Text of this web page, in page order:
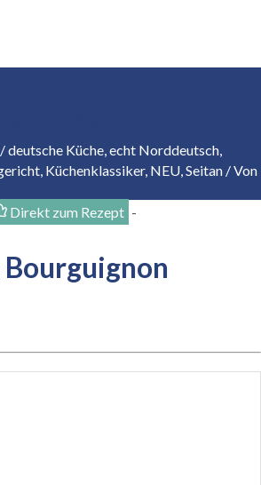
/deutsche Küche,echt Norddeutsch,
, Küchenklassiker, NEU,Seitan / Von
Direkt zum Rezept -